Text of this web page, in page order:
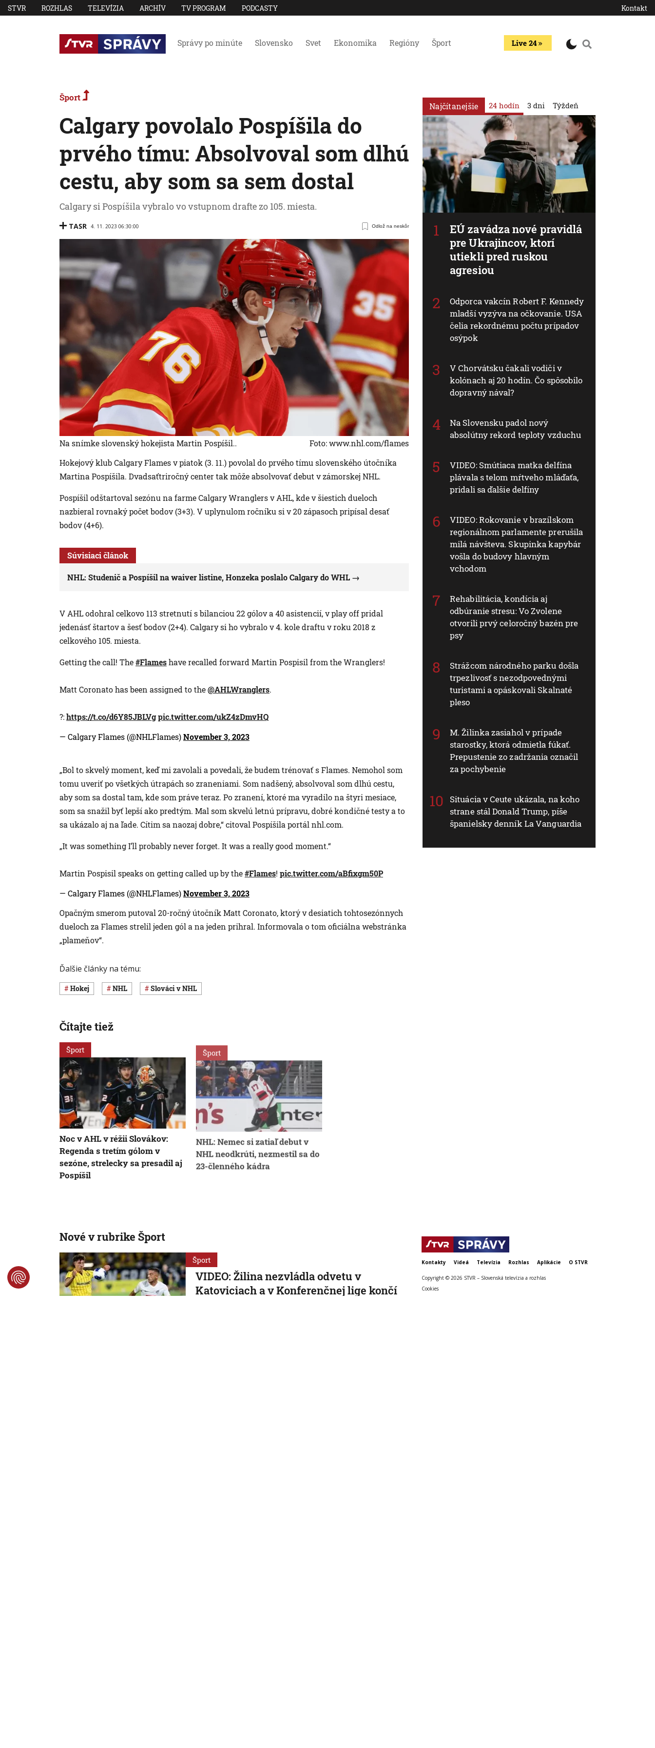
STVR ROZHLAS TELEVÍZIA ARCHÍV TV PROGRAM PODCASTY Kontakt
Správy po minúte Slovensko Svet Ekonomika Regióny Šport Live 24
Šport
Calgary povolalo Pospíšila do
prvého tímu: Absolvoval som dlhú
cestu, aby som sa sem dostal
Calgary si Pospíšila vybralo vo vstupnom drafte zo 105. miesta.
TASR 4. 11. 2023 06:30:00 Odlož na neskôr
Na snímke slovenský hokejista Martin Pospíšil..
Foto: www.nhl.com/flames
Hokejový klub Calgary Flames v piatok (3. 11.) povolal do prvého tímu slovenského útočníka
Martina Pospíšila. Dvadsaťtriročný center tak môže absolvovať debut v zámorskej NHL.
Pospíšil odštartoval sezónu na farme Calgary Wranglers v AHL, kde v šiestich dueloch
nazbieral rovnaký počet bodov (3+3). V uplynulom ročníku si v 20 zápasoch pripísal desať
bodov (4+6).
Súvisiaci článok
NHL: Studenič a Pospíšil na waiver listine, Honzeka poslalo Calgary do WHL
V AHL odohral celkovo 113 stretnutí s bilanciou 22 gólov a 40 asistencií, v play off pridal
jedenásť štartov a šesť bodov (2+4). Calgary si ho vybralo v 4. kole draftu v roku 2018 z
celkového 105. miesta.
Getting the call! The#Flameshave recalled forward Martin Pospisil from the Wranglers!
Matt Coronato has been assigned to the@AHLWranglers.
?:https://t.co/d6Y85JBLVgpic.twitter.com/ukZ4zDmvHQ
— Calgary Flames (@NHLFlames)November 3, 2023
„Bol to skvelý moment, keď mi zavolali a povedali, že budem trénovať s Flames. Nemohol som
tomu uveriť po všetkých útrapách so zraneniami. Som nadšený, absolvoval som dlhú cestu,
aby som sa dostal tam, kde som práve teraz. Po zranení, ktoré ma vyradilo na štyri mesiace,
som sa snažil byť lepší ako predtým. Mal som skvelú letnú prípravu, dobré kondičné testy a to
sa ukázalo aj na ľade. Cítim sa naozaj dobre,“ citoval Pospíšila portál nhl.com.
„It was something I’ll probably never forget. It was a really good moment.“
Martin Pospisil speaks on getting called up by the#Flames! pic.twitter.com/aBfixgm50P
— Calgary Flames (@NHLFlames)November 3, 2023
Opačným smerom putoval 20-ročný útočník Matt Coronato, ktorý v desiatich tohtosezónnych
dueloch za Flames strelil jeden gól a na jeden prihral. Informovala o tom oficiálna webstránka
„plameňov“.
Ďalšie články na tému:
Hokej NHL Slováci v NHL
Najčítanejšie 24 hodín
EÚ zavádza nové pravidlá
pre Ukrajincov, ktorí
utiekli pred ruskou
agresiou
Odporca vakcín Robert F. Kennedy
mladší vyzýva na očkovanie. USA
čelia rekordnému počtu prípadov
osýpok
V Chorvátsku čakali vodiči v
kolónach aj 20 hodín. Čo spôsobilo
dopravný nával?
Na Slovensku padol nový
absolútny rekord teploty vzduchu
VIDEO: Smútiaca matka delfína
plávala s telom mŕtveho mláďaťa,
pridali sa ďalšie delfíny
VIDEO: Rokovanie v brazílskom
regionálnom parlamente prerušila
milá návšteva. Skupinka kapybár
vošla do budovy hlavným
vchodom
Rehabilitácia, kondícia aj
odbúranie stresu: Vo Zvolene
otvorili prvý celoročný bazén pre
psy
Strážcom národného parku došla
trpezlivosť s nezodpovednými
turistami a opáskovali Skalnaté
pleso
M. Žilinka zasiahol v prípade
starostky, ktorá odmietla fúkať.
Prepustenie zo zadržania označil
za pochybenie
Situácia v Ceute ukázala, na koho
strane stál Donald Trump, píše
španielsky denník La Vanguardia
3 dni Týždeň
Čítajte tiež
Šport
Noc v AHL v réžii Slovákov:
Regenda s tretím gólom v
sezóne, strelecky sa presadil aj
Pospíšil
Šport
NHL: Nemec si zatiaľ debut v
NHL neodkrúti, nezmestil sa do
23-členného kádra
Nové v rubrike Šport
Šport
VIDEO: Žilina nezvládla odvetu v
Katoviciach a v Konferenčnej lige končí
Kontakty Videá Televízia Rozhlas Aplikácie O STVR
Copyright © 2026 STVR – Slovenská televízia a rozhlas
Cookies